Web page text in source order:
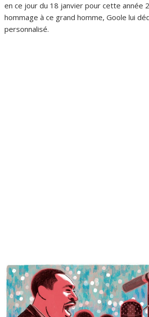
en ce jour du 18 janvier pour cette année
hommage à ce grand homme, Goole lui
personnalisé.